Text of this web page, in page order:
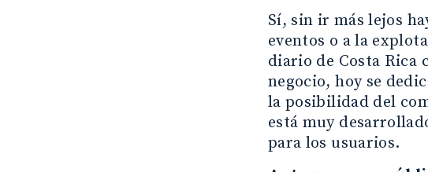
Sí, sin ir más lejos
eventos o a la
diario de Costa Rica
negocio, hoy se
la posibilidad del
está muy
para los usuarios.